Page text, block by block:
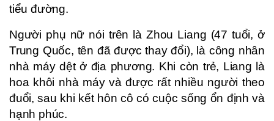
tiểu đường.
Người phụ nữ nói trên là Zhou Liang (47 tuổi, ở
Trung Quốc, tên đã được thay đổi), là công nhân
nhà máy dệt ở địa phương. Khi còn trẻ, Liang là
hoa khôi nhà máy và được rất nhiều người theo
đuổi, sau khi kết hôn cô có cuộc sống ổn định và
hạnh phúc.